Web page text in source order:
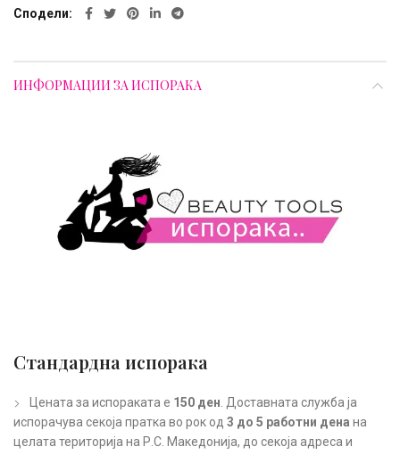
Сподели
ИНФОРМАЦИИ ЗА ИСПОРАКА
Стандардна испорака
Цената за испораката е 150 ден . Доставната служба ја
испорачува секоја пратка во рок од 3 до 5 работни дена на
целата територија на Р.С. Македонија, до секоја адреса и